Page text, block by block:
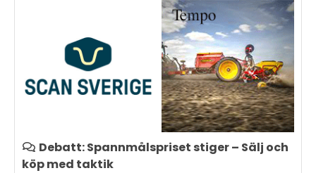
Debatt: Spannmålspriset stiger – Sälj och
köp med taktik